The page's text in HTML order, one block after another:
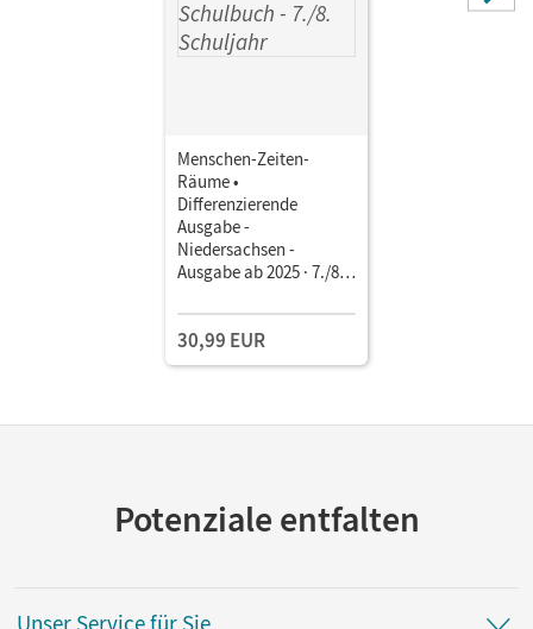
Menschen-Zeiten-
Räume •
Differenzierende
Ausgabe -
Niedersachsen -
Ausgabe ab 2025 · 7./8.
Mit digitalen Medien
30,99 EUR
Potenziale entfalten